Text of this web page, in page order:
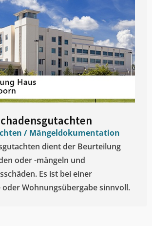
/ Mängeldokumentation
dient der Beurteilung
oder -mängeln und
Es ist bei einer
oder Wohnungsübergabe sinnvoll.